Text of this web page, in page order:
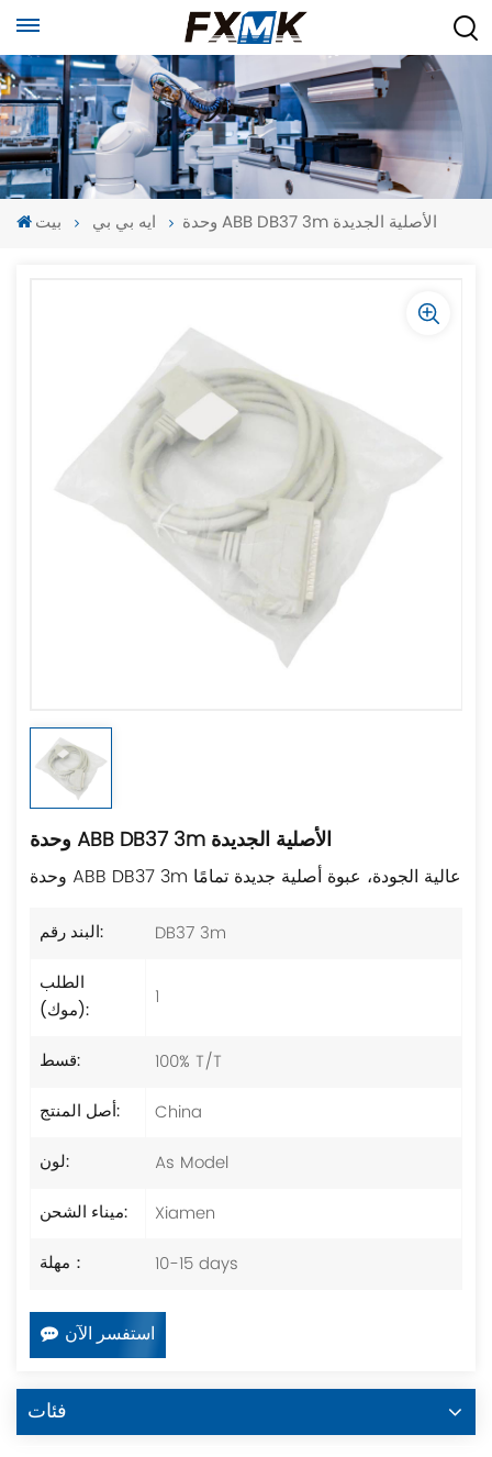
بيت ايه بي بي وحدة ABB DB37 3m الأصلية الجديدة
وحدة ABB DB37 3m الأصلية الجديدة
وحدة ABB DB37 3m عالية الجودة، عبوة أصلية جديدة تمامًا
البند رقم:
DB37 3m
الطلب
(موك):
1
قسط:
100% T/T
أصل المنتج:
China
لون:
As Model
ميناء الشحن:
Xiamen
مهلة：
10-15 days
استفسر الآن
فئات